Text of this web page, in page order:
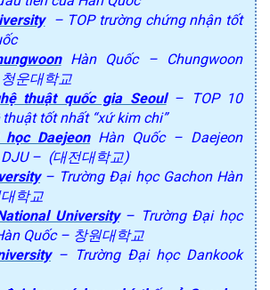
– TOP trường chứng nhận tốt
Hàn Quốc – Chungwoon
운대학교
thuật quốc gia Seoul– TOP 10
tốt nhất “xứ kim chi”
DaejeonHàn Quốc – Daejeon
– (대전대학교)
– Trường Đại học Gachon Hàn
학교
University– Trường Đại học
Quốc – 창원대학교
– Trường Đại học Dankook